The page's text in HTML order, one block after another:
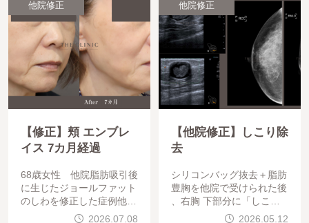
他院修正
【修正】頬 エンブレ
イス 7カ月経過
68歳女性 他院脂肪吸引後
に生じたジョールファット
のしわを修正した症例他院
で頬脂肪吸引を受けられた
2026.07.08
他院修正
【他院修正】しこり除
去
シリコンバッグ抜去＋脂肪
豊胸を他院で受けられた後
、右胸 下部分に「しこり
」ができてしまったため、
2026.05.12